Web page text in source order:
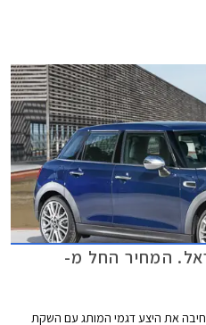
בישראל. המחיר החל מ-
את היצע דגמי המותג עם השקת